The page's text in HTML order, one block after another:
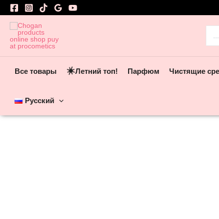
Перейти
содержимому
Все товары ☀️Летний топ! Парфюм Чистящие
Русский